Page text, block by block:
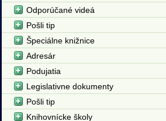
Odporúčané videá
Pošli tip
Špeciálne knižnice
Adresár
Podujatia
Legislativne dokumenty
Pošli tip
Knihovnícke školy